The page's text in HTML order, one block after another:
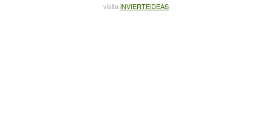
visita iNVIERTEiDEAS